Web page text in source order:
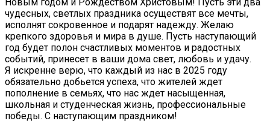
чудесных, светлых праздника осуществят все мечты,
исполнят сокровенное и подарят надежду. Желаю
крепкого здоровья и мира в душе. Пусть наступающий
год будет полон счастливых моментов и радостных
событий, принесет в ваши дома свет, любовь и удачу.
Я искренне верю, что каждый из нас в 2025 году
обязательно добьется успеха, что жителей ждет
пополнение в семьях, что нас ждет насыщенная,
школьная и студенческая жизнь, профессиональные
победы. С наступающим праздником!